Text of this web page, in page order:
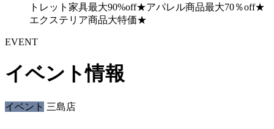
トレット家具最大90%off★アパレル商品最大70％off★
エクステリア商品大特価★
EVENT
イベント情報
イベント 三島店